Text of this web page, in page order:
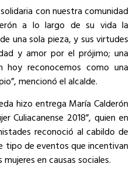
con nuestra comunidad
a lo largo de su vida la
una sola pieza, y sus virtudes
y amor por el prójimo; una
hoy reconocemos como una
mencionó el alcalde.
hizo entrega María Calderón
Culiacanense 2018”, quien en
reconoció al cabildo de
tipo de eventos que incentivan
en causas sociales.